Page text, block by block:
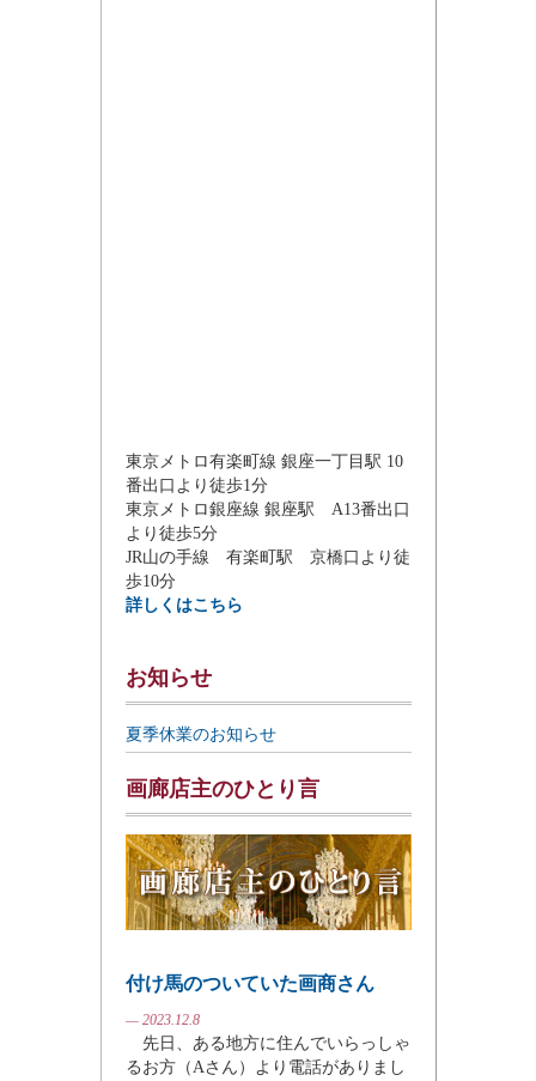
東京メトロ有楽町線 銀座一丁目駅 10
番出口より徒歩1分
東京メトロ銀座線 銀座駅 A13番出口
より徒歩5分
JR山の手線 有楽町駅 京橋口より徒
歩10分
詳しくはこちら
お知らせ
夏季休業のお知らせ
画廊店主のひとり言
付け馬のついていた画商さん
— 2023.12.8
先日、ある地方に住んでいらっしゃ
るお方（Aさん）より電話がありまし